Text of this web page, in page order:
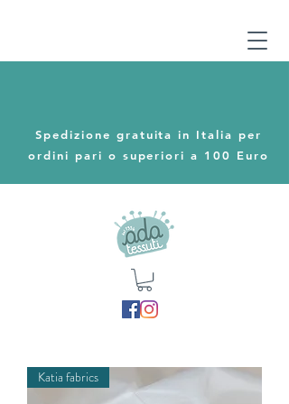
Spedizione gratuita in Italia per
ordini pari o superiori a 100 Euro
Katia fabrics